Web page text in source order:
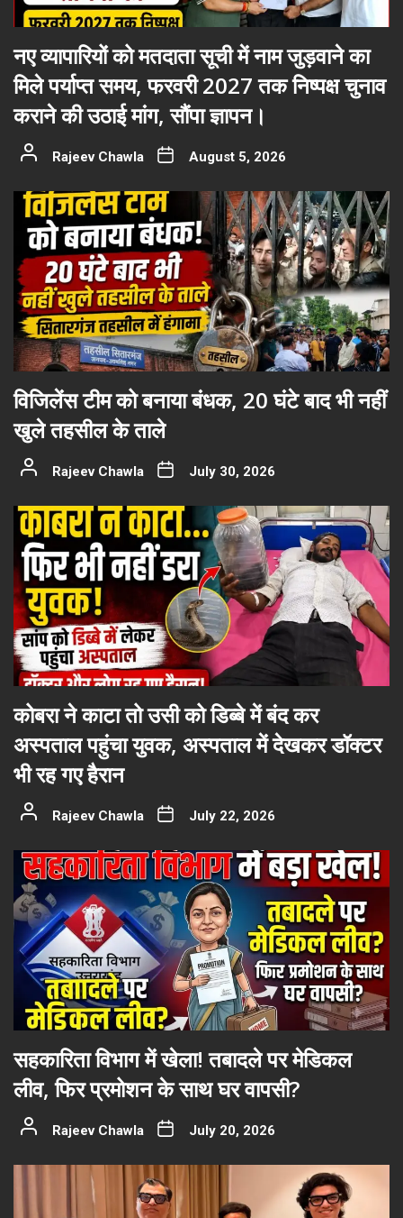
नए व्यापारियों को मतदाता सूची में नाम जुड़वाने का
मिले पर्याप्त समय, फरवरी 2027 तक निष्पक्ष चुनाव
कराने की उठाई मांग, सौंपा ज्ञापन।
Rajeev Chawla August 5, 2026
विजिलेंस टीम को बनाया बंधक, 20 घंटे बाद भी नहीं
खुले तहसील के ताले
Rajeev Chawla July 30, 2026
कोबरा ने काटा तो उसी को डिब्बे में बंद कर
अस्पताल पहुंचा युवक, अस्पताल में देखकर डॉक्टर
भी रह गए हैरान
Rajeev Chawla July 22, 2026
सहकारिता विभाग में खेला! तबादले पर मेडिकल
लीव, फिर प्रमोशन के साथ घर वापसी?
Rajeev Chawla July 20, 2026